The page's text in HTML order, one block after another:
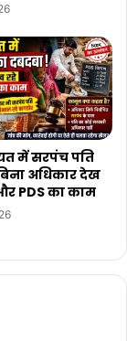
में सरपंच पति
अधिकार देख
PDS का काम